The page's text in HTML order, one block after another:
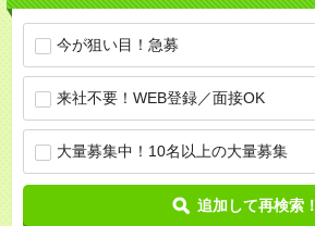
今が狙い目！急募
来社不要！WEB登録／面接OK
大量募集中！10名以上の大量募集
追加して再検索！